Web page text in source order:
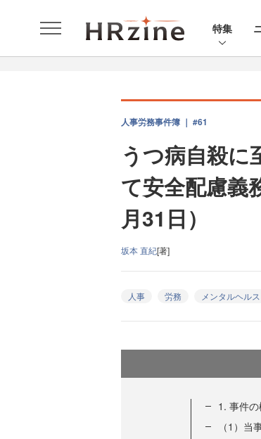
特集
人事労務事件簿 ｜ #61
うつ病自殺に
て安全配慮義
月31日）
坂本 直紀[著]
人事 労務 メンタルヘルス
1. 事件
（1）当